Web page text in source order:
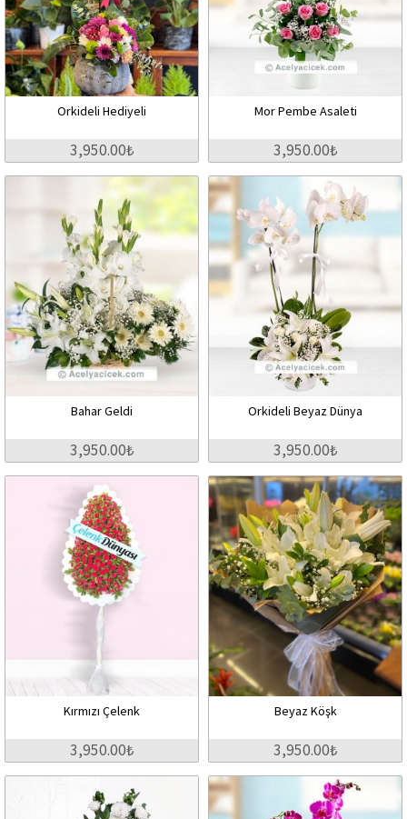
Orkideli Hediyeli
3,950.00₺
Mor Pembe Asaleti
3,950.00₺
Bahar Geldi
3,950.00₺
Orkideli Beyaz Dünya
3,950.00₺
Kırmızı Çelenk
3,950.00₺
Beyaz Köşk
3,950.00₺